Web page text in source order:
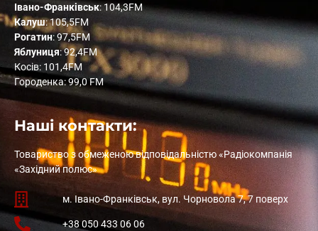
Івано-Франківськ: 104,3FM
Калуш: 105,5FM
Рогатин: 97,5FM
Яблуниця: 92,4FM
Косів: 101,4FM
Городенка: 99,0 FM
Наші контакти:
Товариство з обмеженою відповідальністю «Радіокомпанія
«Західний полюс»
м. Івано-Франківськ, вул. Чорновола 7, 7 поверх
+38 050 433 06 06